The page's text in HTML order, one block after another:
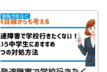
勉強方法など